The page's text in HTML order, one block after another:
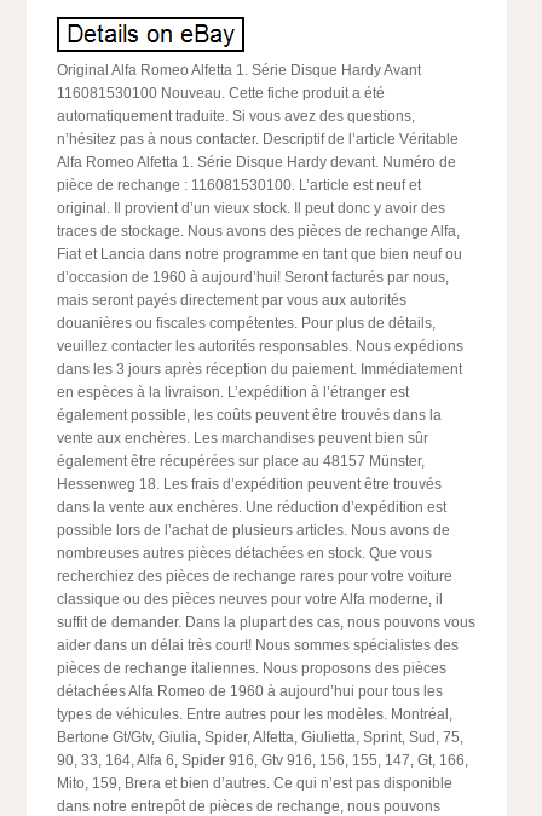
Original Alfa Romeo Alfetta 1. Série Disque Hardy Avant
116081530100 Nouveau. Cette fiche produit a été
automatiquement traduite. Si vous avez des questions,
n’hésitez pas à nous contacter. Descriptif de l’article Véritable
Alfa Romeo Alfetta 1. Série Disque Hardy devant. Numéro de
pièce de rechange : 116081530100. L’article est neuf et
original. Il provient d’un vieux stock. Il peut donc y avoir des
traces de stockage. Nous avons des pièces de rechange Alfa,
Fiat et Lancia dans notre programme en tant que bien neuf ou
d’occasion de 1960 à aujourd’hui! Seront facturés par nous,
mais seront payés directement par vous aux autorités
douanières ou fiscales compétentes. Pour plus de détails,
veuillez contacter les autorités responsables. Nous expédions
dans les 3 jours après réception du paiement. Immédiatement
en espèces à la livraison. L’expédition à l’étranger est
également possible, les coûts peuvent être trouvés dans la
vente aux enchères. Les marchandises peuvent bien sûr
également être récupérées sur place au 48157 Münster,
Hessenweg 18. Les frais d’expédition peuvent être trouvés
dans la vente aux enchères. Une réduction d’expédition est
possible lors de l’achat de plusieurs articles. Nous avons de
nombreuses autres pièces détachées en stock. Que vous
recherchiez des pièces de rechange rares pour votre voiture
classique ou des pièces neuves pour votre Alfa moderne, il
suffit de demander. Dans la plupart des cas, nous pouvons vous
aider dans un délai très court! Nous sommes spécialistes des
pièces de rechange italiennes. Nous proposons des pièces
détachées Alfa Romeo de 1960 à aujourd’hui pour tous les
types de véhicules. Entre autres pour les modèles. Montréal,
Bertone Gt/Gtv, Giulia, Spider, Alfetta, Giulietta, Sprint, Sud, 75,
90, 33, 164, Alfa 6, Spider 916, Gtv 916, 156, 155, 147, Gt, 166,
Mito, 159, Brera et bien d’autres. Ce qui n’est pas disponible
dans notre entrepôt de pièces de rechange, nous pouvons